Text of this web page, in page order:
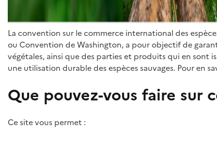
La convention sur le commerce international des
ou Convention de Washington, a pour objectif de
végétales, ainsi que des parties et produits qui en sont
une utilisation durable des espèces sauvages. Pour en
Que pouvez-vous faire sur
Ce site vous permet :